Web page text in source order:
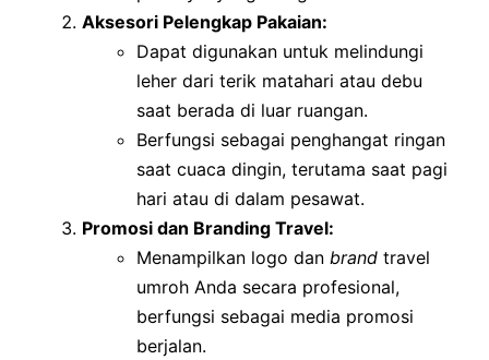
Aksesori Pelengkap Pakaian:
Dapat digunakan untuk melindungi
leher dari terik matahari atau debu
saat berada di luar ruangan.
Berfungsi sebagai penghangat ringan
saat cuaca dingin, terutama saat pagi
hari atau di dalam pesawat.
Promosi dan Branding Travel:
Menampilkan logo dan brand travel
umroh Anda secara profesional,
berfungsi sebagai media promosi
berjalan.